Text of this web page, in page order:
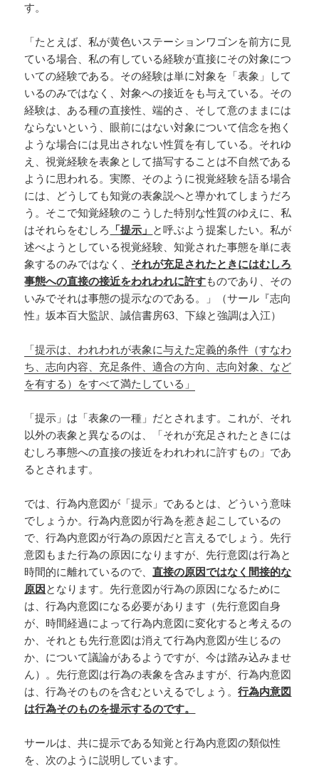
す。
「たとえば、私が黄色いステーションワゴンを前方に見
ている場合、私の有している経験が直接にその対象につ
いての経験である。その経験は単に対象を「表象」して
いるのみではなく、対象への接近をも与えている。その
経験は、ある種の直接性、端的さ、そして意のままには
ならないという、眼前にはない対象について信念を抱く
ような場合には見出されない性質を有している。それゆ
え、視覚経験を表象として描写することは不自然である
ように思われる。実際、そのように視覚経験を語る場合
には、どうしても知覚の表象説へと導かれてしまうだろ
う。そこで知覚経験のこうした特別な性質のゆえに、私
はそれらをむしろ 「提示」 と呼ぶよう提案したい。私が
述べようとしている視覚経験、知覚された事態を単に表
象するのみではなく、 それが充足されたときにはむしろ
事態への直接の接近をわれわれに許すものであり、その
いみでそれは事態の提示なのである。」（サール『志向
性』坂本百大監訳、誠信書房63、下線と強調は入江）
「提示は、われわれが表象に与えた定義的条件（すなわ
ち、志向内容、充足条件、適合の方向、志向対象、など
を有する）をすべて満たしている」
「提示」は「表象の一種」だとされます。これが、それ
以外の表象と異なるのは、「それが充足されたときには
むしろ事態への直接の接近をわれわれに許すもの」であ
るとされます。
では、行為内意図が「提示」であるとは、どういう意味
でしょうか。行為内意図が行為を惹き起こしているの
で、行為内意図が行為の原因だと言えるでしょう。先行
意図もまた行為の原因になりますが、先行意図は行為と
時間的に離れているので、直接の原因ではなく間接的な
原因となります。先行意図が行為の原因になるために
は、行為内意図になる必要があります（先行意図自身
が、時間経過によって行為内意図に変化すると考えるの
か、それとも先行意図は消えて行為内意図が生じるの
か、について議論があるようですが、今は踏み込みませ
ん）。先行意図は行為の表象を含みますが、行為内意図
は、行為そのものを含むといえるでしょう。行為内意図
は行為そのものを提示するのです。
サールは、共に提示である知覚と行為内意図の類似性
を、次のように説明しています。